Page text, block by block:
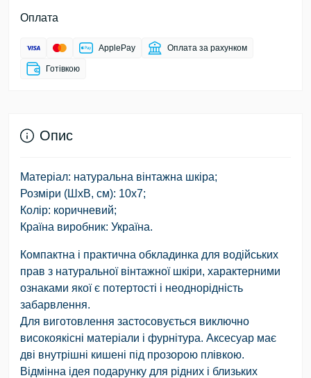
Оплата
ApplePay Оплата за рахунком
Готівкою
Опис
Матеріал: натуральна вінтажна шкіра;
Розміри (ШхВ, см): 10х7;
Колір: коричневий;
Країна виробник: Україна.
Компактна і практична обкладинка для водійських
прав з натуральної вінтажної шкіри, характерними
ознаками якої є потертості і неоднорідність
забарвлення.
Для виготовлення застосовується виключно
високоякісні матеріали і фурнітура. Аксесуар має
дві внутрішні кишені під прозорою плівкою.
Відмінна ідея подарунку для рідних і близьких